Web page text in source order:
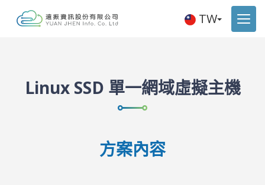
TW
Linux SSD 單一網域虛擬主機
方案內容